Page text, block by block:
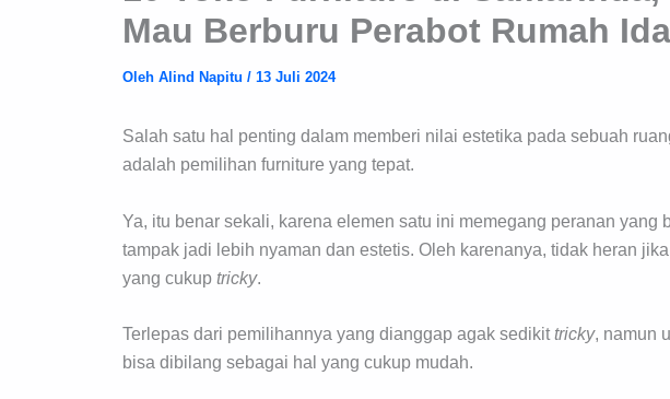
Mau Berburu Perabot Rumah
Oleh Alind Napitu / 13 Juli 2024
Salah satu hal penting dalam memberi nilai estetika pada sebuah
adalah pemilihan furniture yang tepat.
Ya, itu benar sekali, karena elemen satu ini memegang peranan yang
tampak jadi lebih nyaman dan estetis. Oleh karenanya, tidak heran
yang cukup tricky.
Terlepas dari pemilihannya yang dianggap agak sedikittricky, namun
bisa dibilang sebagai hal yang cukup mudah.